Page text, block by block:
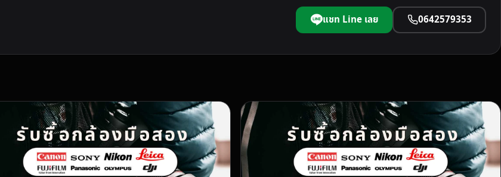
แชท Line เลย 0642579353